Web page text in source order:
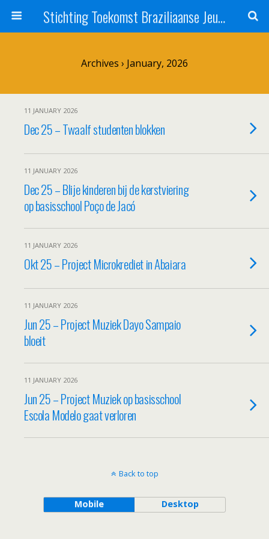
Stichting Toekomst Braziliaanse Jeugd
Archives › January, 2026
11 JANUARY 2026
Dec 25 – Twaalf studenten blokken
11 JANUARY 2026
Dec 25 – Blije kinderen bij de kerstviering
op basisschool Poço de Jacó
11 JANUARY 2026
Okt 25 – Project Microkrediet in Abaiara
11 JANUARY 2026
Jun 25 – Project Muziek Dayo Sampaio
bloeit
11 JANUARY 2026
Jun 25 – Project Muziek op basisschool
Escola Modelo gaat verloren
Back to top
Mobile Desktop